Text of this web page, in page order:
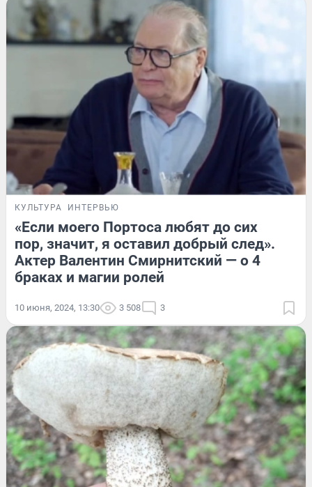
КУЛЬТУРА ИНТЕРВЬЮ
«Если моего Портоса любят до сих
пор, значит, я оставил добрый след».
Актер Валентин Смирнитский — о 4
браках и магии ролей
10 июня, 2024, 13:30 3 508 3